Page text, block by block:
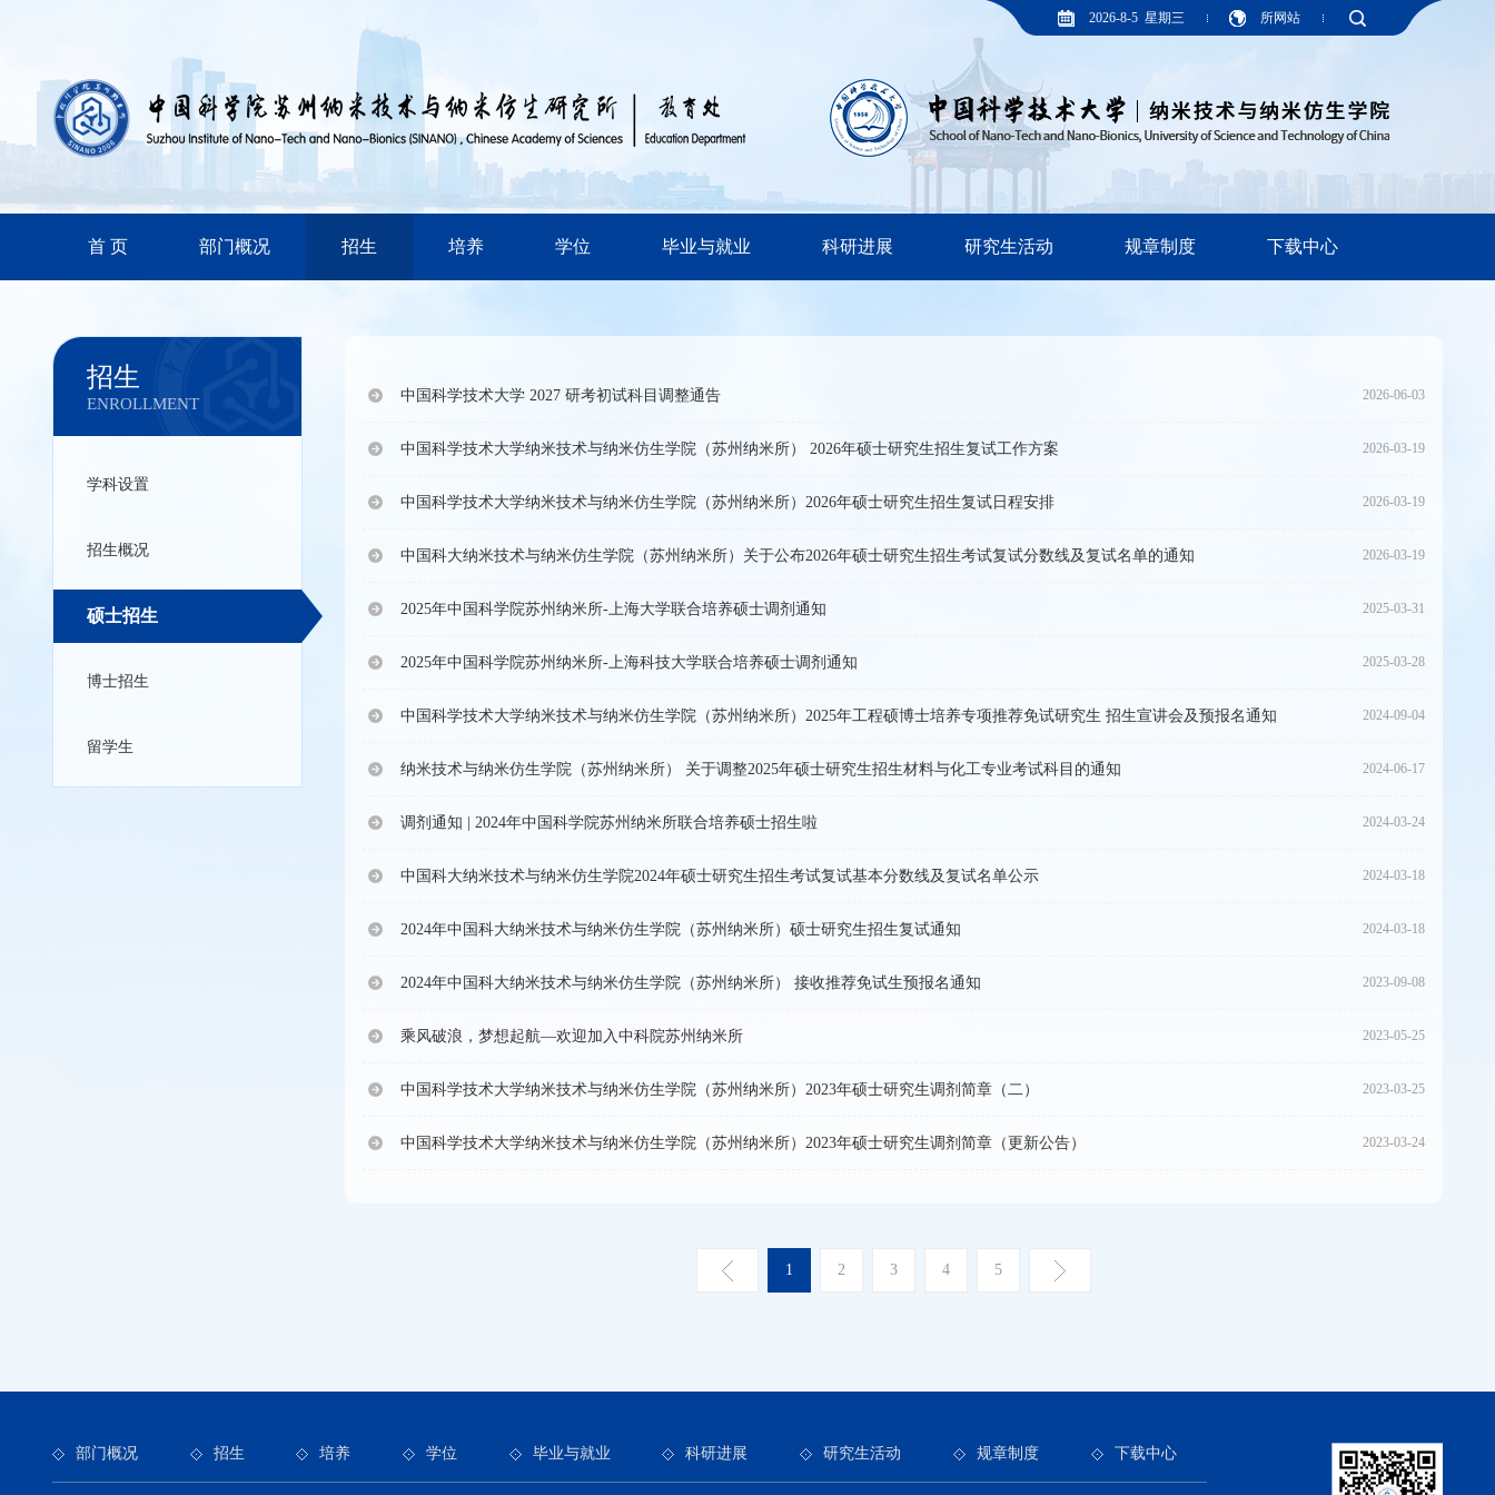
2026-8-5 星期三 所网站
首 页 部门概况 招生 培养 学位 毕业与就业 科研进展 研究生活动 规章制度 下载中心
招生
ENROLLMENT
学科设置
招生概况
硕士招生
博士招生
留学生
2026-06-03
中国科学技术大学 2027 研考初试科目调整通告
2026-03-19
中国科学技术大学纳米技术与纳米仿生学院（苏州纳米所） 2026年硕士研究生招生复试工作方案
2026-03-19
中国科学技术大学纳米技术与纳米仿生学院（苏州纳米所）2026年硕士研究生招生复试日程安排
2026-03-19
中国科大纳米技术与纳米仿生学院（苏州纳米所）关于公布2026年硕士研究生招生考试复试分数线及复试名单的通知
2025-03-31
2025年中国科学院苏州纳米所-上海大学联合培养硕士调剂通知
2025-03-28
2025年中国科学院苏州纳米所-上海科技大学联合培养硕士调剂通知
2024-09-04
中国科学技术大学纳米技术与纳米仿生学院（苏州纳米所）2025年工程硕博士培养专项推荐免试研究生 招生宣讲会及预报名通知
2024-06-17
纳米技术与纳米仿生学院（苏州纳米所） 关于调整2025年硕士研究生招生材料与化工专业考试科目的通知
2024-03-24
调剂通知 | 2024年中国科学院苏州纳米所联合培养硕士招生啦
2024-03-18
中国科大纳米技术与纳米仿生学院2024年硕士研究生招生考试复试基本分数线及复试名单公示
2024-03-18
2024年中国科大纳米技术与纳米仿生学院（苏州纳米所）硕士研究生招生复试通知
2023-09-08
2024年中国科大纳米技术与纳米仿生学院（苏州纳米所） 接收推荐免试生预报名通知
2023-05-25
乘风破浪，梦想起航—欢迎加入中科院苏州纳米所
2023-03-25
中国科学技术大学纳米技术与纳米仿生学院（苏州纳米所）2023年硕士研究生调剂简章（二）
2023-03-24
中国科学技术大学纳米技术与纳米仿生学院（苏州纳米所）2023年硕士研究生调剂简章（更新公告）
1 2 3 4 5
部门概况 招生 培养 学位 毕业与就业 科研进展 研究生活动 规章制度 下载中心